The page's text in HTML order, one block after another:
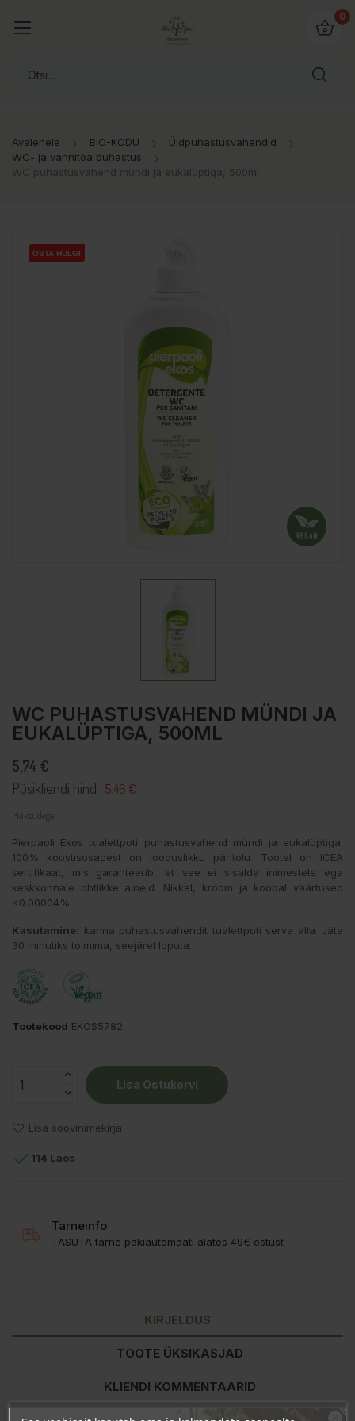
0
Avalehele BIO-KODU
Üldpuhastusvahendid
WC- ja vannitoa puhastus
WC puhastusvahend mündi ja eukalüptiga, 500ml
OSTA HULGI
OSTA HULGI
OSTA HULGI
WC PUHASTUSVAHEND MÜNDI JA
EUKALÜPTIGA, 500ML
5,74 €
Püsikliendi hind : 5.46 €
Maksudega
Pierpaoli Ekos tualettpoti puhastusvahend mündi ja eukalüptiga.
100% koostisosadest on looduslikku päritolu. Tootel on ICEA
sertifikaat, mis garanteerib, et see ei sisalda inimestele ega
keskkonnale ohtlikke aineid. Nikkel, kroom ja koobal väärtused
<0.00004%.
Kasutamine: kanna puhastusvahendit tualettpoti serva alla. Jäta
30 minutiks toimima, seejärel loputa.
Tootekood EKOS5782
Lisa Ostukorvi
Lisa soovinimekirja
 114 Laos
Tarneinfo
TASUTA tarne pakiautomaati alates 49€ ostust
KIRJELDUS
TOOTE ÜKSIKASJAD
KLIENDI KOMMENTAARID